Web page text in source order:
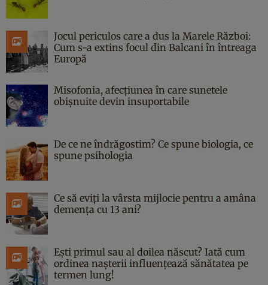
Jocul periculos care a dus la Marele Război:
Cum s-a extins focul din Balcani în întreaga
Europă
Misofonia, afecțiunea în care sunetele
obișnuite devin insuportabile
De ce ne îndrăgostim? Ce spune biologia, ce
spune psihologia
Ce să eviți la vârsta mijlocie pentru a amâna
demența cu 13 ani?
Ești primul sau al doilea născut? Iată cum
ordinea nașterii influențează sănătatea pe
termen lung!